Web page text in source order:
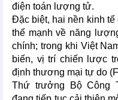
điện toán lượng tử.
Đặc biệt, hai nền kinh tế
thế mạnh về năng
chính; trong khi Việt
biến, vị trí chiến lược
định thương mại tự do
Thứ trưởng Bộ Công